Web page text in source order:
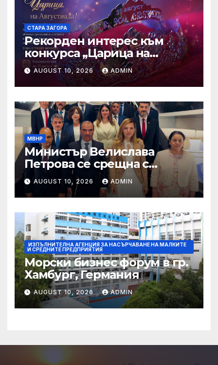
СТАРА ЗАГОРА
Рекорден интерес към
конкурса „Царица на
Августиада 2026“
AUGUST 10, 2026 ADMIN
МВНР
Министър Велислава
Петрова се срещна с
посланиците на арабските
държави в България
AUGUST 10, 2026 ADMIN
ИЗПЪЛНИТЕЛНА АГЕНЦИЯ ЗА НАСЪРЧАВАНЕ НА МАЛКИТЕ
И СРЕДНИТЕ ПРЕДПРИЯТИЯ
Морски бизнес форум в гр.
Хамбург, Германия
AUGUST 10, 2026 ADMIN